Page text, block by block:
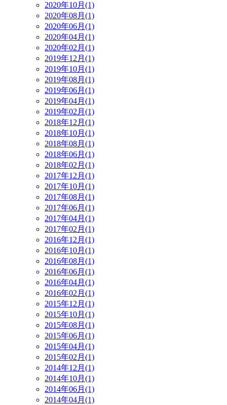
2020年10月(1)
2020年08月(1)
2020年06月(1)
2020年04月(1)
2020年02月(1)
2019年12月(1)
2019年10月(1)
2019年08月(1)
2019年06月(1)
2019年04月(1)
2019年02月(1)
2018年12月(1)
2018年10月(1)
2018年08月(1)
2018年06月(1)
2018年02月(1)
2017年12月(1)
2017年10月(1)
2017年08月(1)
2017年06月(1)
2017年04月(1)
2017年02月(1)
2016年12月(1)
2016年10月(1)
2016年08月(1)
2016年06月(1)
2016年04月(1)
2016年02月(1)
2015年12月(1)
2015年10月(1)
2015年08月(1)
2015年06月(1)
2015年04月(1)
2015年02月(1)
2014年12月(1)
2014年10月(1)
2014年06月(1)
2014年04月(1)